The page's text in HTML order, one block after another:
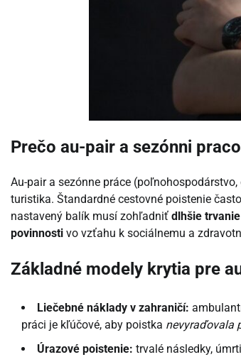
Prečo au-pair a sezónni
Au-pair a sezónne práce
turistika. Štandardné cestovné poistenie často
nastavený balík musí zohľadniť dlhšie trvanie
povinnosti vo vzťahu k sociálnemu a
Základné modely krytia pre
Liečebné náklady v zahraničí:
práci je kľúčové, aby poistka nevyraďovala
Úrazové poistenie: trvalé následky,